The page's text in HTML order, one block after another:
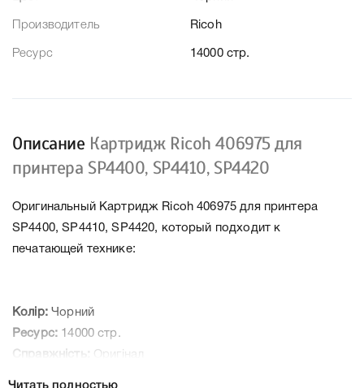
Производитель Ricoh
Ресурс 14000 стр.
Описание Картридж Ricoh 406975 для
принтера SP4400, SP4410, SP4420
Оригинальный Картридж Ricoh 406975 для принтера
SP4400, SP4410, SP4420, который подходит к
печатающей технике:
Колір:Чорний
Ресурс: 14000 стр.
Справжність: Оригінал
Читать полностью